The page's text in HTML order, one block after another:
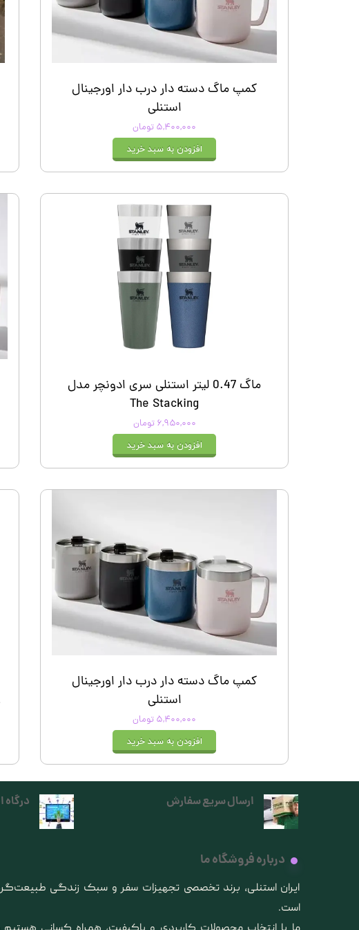
کیف و اکسسوری استنلی
کمپ ماگ دسته دار درب دار اورجینال
استنلی
۵,۴۰۰,۰۰۰ تومان
افزودن به سبد خرید
ماگ 0.47 لیتر استنلی سری ادونچر مدل
The Stacking
۶,۹۵۰,۰۰۰ تومان
افزودن به سبد خرید
کمپ ماگ دسته دار درب دار اورجینال
استنلی
۵,۴۰۰,۰۰۰ تومان
افزودن به سبد خرید
ارسال سریع سفارش
درباره فروشگاه ما
​ایران استنلی، برند تخصصی تجهیزات سفر و سبک زندگی
است.
درگاه